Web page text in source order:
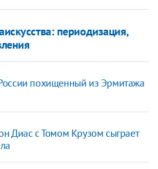
периодизация,
похищенный из Эрмитажа
Диас с Томом Крузом сыграет